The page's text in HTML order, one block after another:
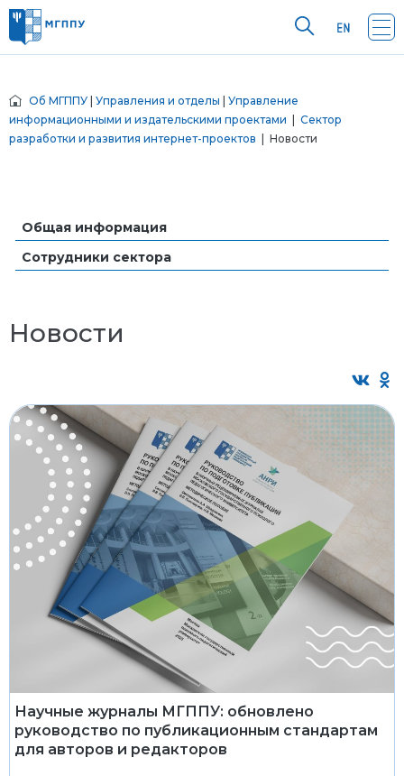
Об МГППУ Управления и отделы
Управление
информационными и издательскими проектами
Сектор
разработки и развития интернет-проектов | Новости
Общая информация
Сотрудники сектора
Новости
Научные журналы МГППУ: обновлено
руководство по публикационным стандартам
для авторов и редакторов